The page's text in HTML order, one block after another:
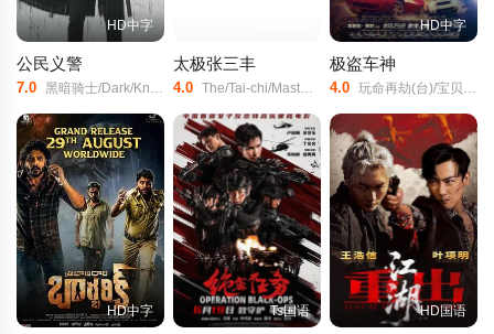
HD中字
公民义警
7.0 黑暗骑士/Dark/Knight/
太极张三丰
4.0 The/Tai-chi/Master/Twin/Warriors/Tai/ji:/Zhang/San/Feng/
HD中字
极盗车神
4.0 玩命再劫(台)/宝贝神车手(港)/娃娃脸司机/宝宝车神/宝贝司机/小司机/带带我(豆友译名)/Drive/Baby/Drive/
HD中字 Ts国语 HD国语